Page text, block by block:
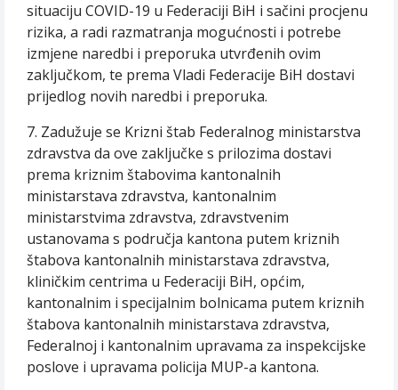
situaciju COVID-19 u Federaciji BiH i sačini procjenu
rizika, a radi razmatranja mogućnosti i potrebe
izmjene naredbi i preporuka utvrđenih ovim
zaključkom, te prema Vladi Federacije BiH dostavi
prijedlog novih naredbi i preporuka.
7. Zadužuje se Krizni štab Federalnog ministarstva
zdravstva da ove zaključke s prilozima dostavi
prema kriznim štabovima kantonalnih
ministarstava zdravstva, kantonalnim
ministarstvima zdravstva, zdravstvenim
ustanovama s područja kantona putem kriznih
štabova kantonalnih ministarstava zdravstva,
kliničkim centrima u Federaciji BiH, općim,
kantonalnim i specijalnim bolnicama putem kriznih
štabova kantonalnih ministarstava zdravstva,
Federalnoj i kantonalnim upravama za inspekcijske
poslove i upravama policija MUP-a kantona.